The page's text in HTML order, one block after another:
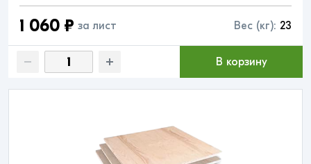
1 060 ₽ за лист Вес (кг): 23
В корзину